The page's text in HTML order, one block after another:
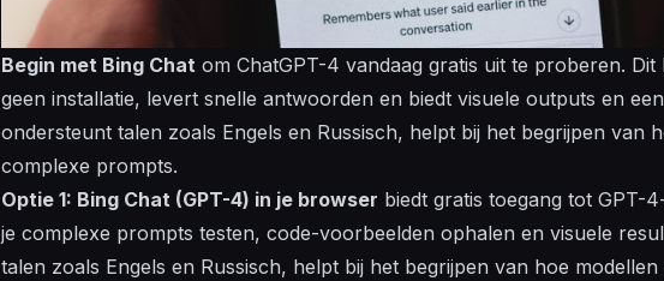
Begin met Bing Chat om ChatGPT-4 vandaag gratis uit te proberen.
geen installatie, levert snelle antwoorden en biedt visuele outputs en
ondersteunt talen zoals Engels en Russisch, helpt bij het begrijpen van
complexe prompts.
Optie 1: Bing Chat (GPT-4) in je browser biedt gratis toegang tot GPT-
je complexe prompts testen, code-voorbeelden ophalen en visuele
talen zoals Engels en Russisch, helpt bij het begrijpen van hoe modellen